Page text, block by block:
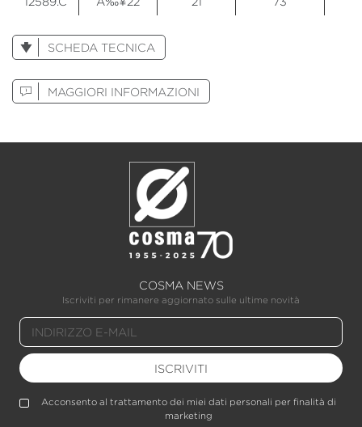
SCHEDA TECNICA
MAGGIORI INFORMAZIONI
COSMA NEWS
Iscriviti per rimanere aggiornato sulle ultime novità
ISCRIVITI
Acconsento al trattamento dei miei dati personali per finalità di
marketing